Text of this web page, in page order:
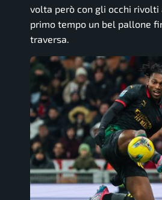
volta però con gli occhi rivolti
primo tempo un bel pallone
traversa.